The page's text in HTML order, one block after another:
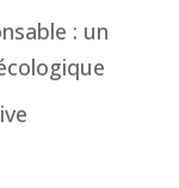
: un